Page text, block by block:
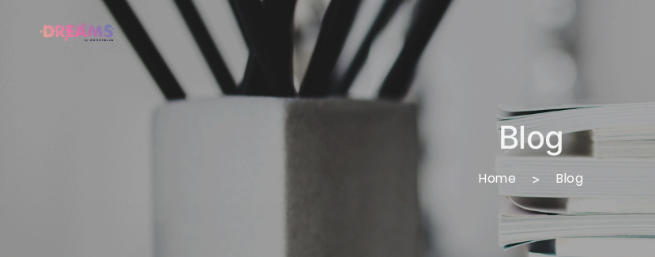
Blog
Home Blog